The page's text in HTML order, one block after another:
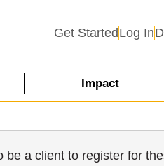
Get Started Log In
Impact
a client to register for